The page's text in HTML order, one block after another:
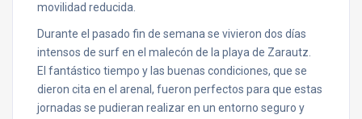
movilidad reducida.
Durante el pasado fin de semana se vivieron dos días
intensos de surf en el malecón de la playa de Zarautz.
El fantástico tiempo y las buenas condiciones, que se
dieron cita en el arenal, fueron perfectos para que estas
jornadas se pudieran realizar en un entorno seguro y